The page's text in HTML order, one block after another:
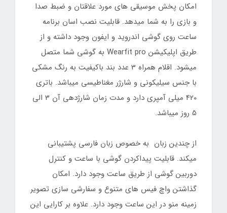
امکان پخش موسیقی های مورد علاقتان و ضبط صدا
و بازی را به شما میدهد. قابلیت نصب اسان برنامه
ساعت روی گوشی اندروید و ایفون وجود داشته و از
طریق اپلیکیشن Wearfit pro به گوشی شما متصل
میشود. اقلام همراه 3 عدد بند باکیفیت به رنگ مشکی
با جنس سیلیکونی و شارژر مغناطیسی میباشد. باتری
420 میلی آمپری دارد و مدت زمان شارژدهی آن 3 الی
5 روز میباشد.
از چندین زبان به خصوص زبان فارسی پشتیبانی
میکند. قابلیت پیداکردن گوشی با ساعت و کنترل
دوربین گوشی از طریق ساعت وجود دارد. امکان
گذاشتن واچ فیس های متنوع و سفارشی سازی تصویر
زمینه منو در این ساعت وجود دارد. علاوه بر کارایی این